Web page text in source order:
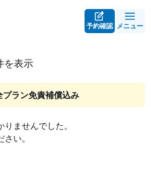
予約確認 メニュー
を表示
プラン免責補償込み
ませんでした。
い。